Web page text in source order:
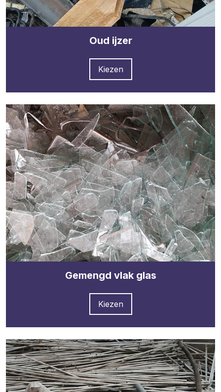
Oud ijzer
Kiezen
Gemengd vlak glas
Kiezen